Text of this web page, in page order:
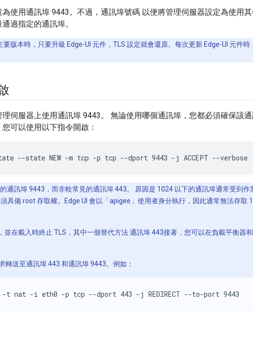
使用通訊埠 9443。不過，通訊埠號碼 以便將管理伺服器設定為使用
過指定的通訊埠。
要版本時，只要升級 Edge-UI 元件，TLS 設定就會還原。每次更新 Edge-UI 元件時
伺服器上使用通訊埠 9443。 無論使用哪個通訊埠，您都必須確保該
可以使用以下指令開啟：
--state NEW -m tcp -p tcp --dport 9443 -j ACCEPT --verbose
通訊埠 9443，而非較常見的通訊埠 443。 原因是 1024 以下的通訊埠通常受到作
具備 root 存取權。Edge UI 會以「apigee」使用者身分執行，因此通常無法存取
並在載入時終止 TLS，其中一個替代方法 通訊埠 443接著，您可以在負載平衡器
轉送至通訊埠 443 和通訊埠 9443。例如：
-t nat -i eth0 -p tcp --dport 443 -j REDIRECT --to-port 9443